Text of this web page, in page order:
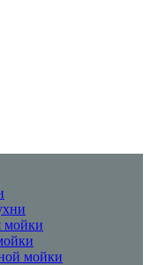
мойки
мойки